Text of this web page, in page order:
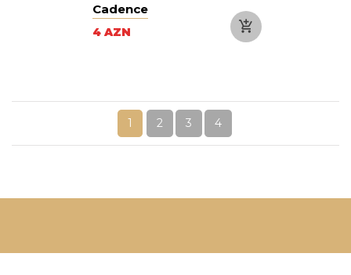
Cadence
4 AZN
1 2 3 4